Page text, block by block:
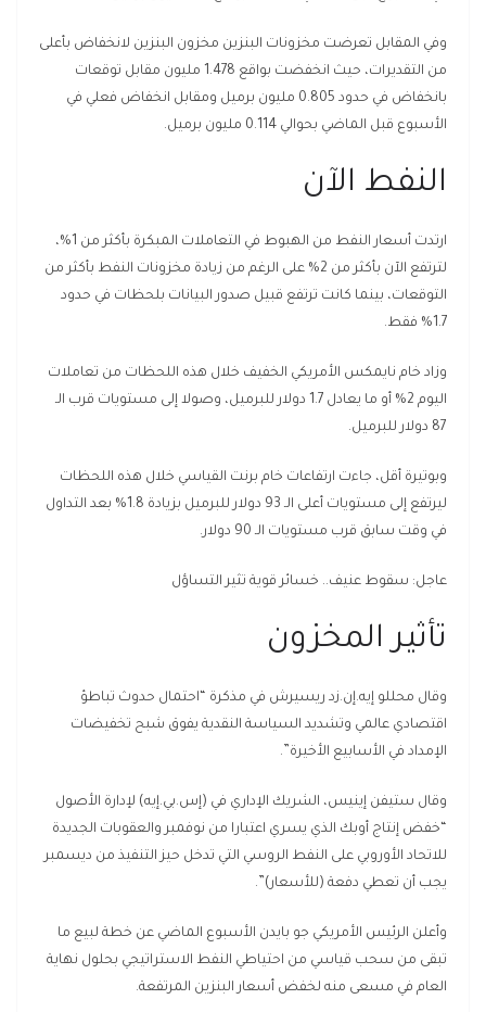
وفي المقابل تعرضت مخزونات البنزين مخزون البنزين لانخفاض بأعلى
من التقديرات، حيث انخفضت بواقع 1.478 مليون مقابل توقعات
بانخفاض في حدود 0.805 مليون برميل ومقابل انخفاض فعلي في
الأسبوع قبل الماضي بحوالي 0.114 مليون برميل.
النفط الآن
ارتدت أسعار النفط من الهبوط في التعاملات المبكرة بأكثر من 1%،
لترتفع الآن بأكثر من 2% على الرغم من زيادة مخزونات النفط بأكثر من
التوقعات، بينما كانت ترتفع قبيل صدور البيانات بلحظات في حدود
1.7% فقط.
وزاد خام نايمكس الأمريكي الخفيف خلال هذه اللحظات من تعاملات
اليوم 2% أو ما يعادل 1.7 دولار للبرميل، وصولا إلى مستويات قرب الـ
87 دولار للبرميل.
وبوتيرة أقل، جاءت ارتفاعات خام برنت القياسي خلال هذه اللحظات
ليرتفع إلى مستويات أعلى الـ 93 دولار للبرميل بزيادة 1.8% بعد التداول
في وقت سابق قرب مستويات الـ 90 دولار.
عاجل: سقوط عنيف.. خسائر قوية تثير التساؤل
تأثير المخزون
وقال محللو إيه.إن.زد ريسيرش في مذكرة “احتمال حدوث تباطؤ
اقتصادي عالمي وتشديد السياسة النقدية يفوق شبح تخفيضات
الإمداد في الأسابيع الأخيرة”.
وقال ستيفن إينيس، الشريك الإداري في (إس.بي.إيه) لإدارة الأصول
“خفض إنتاج أوبك الذي يسري اعتبارا من نوفمبر والعقوبات الجديدة
للاتحاد الأوروبي على النفط الروسي التي تدخل حيز التنفيذ من ديسمبر
يجب أن تعطي دفعة (للأسعار)”.
وأعلن الرئيس الأمريكي جو بايدن الأسبوع الماضي عن خطة لبيع ما
تبقى من سحب قياسي من احتياطي النفط الاستراتيجي بحلول نهاية
العام في مسعى منه لخفض أسعار البنزين المرتفعة.